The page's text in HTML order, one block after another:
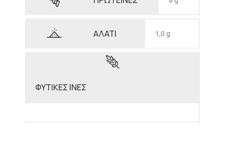
ΑΛΑΤΙ 1,0 g
ΦΥΤΙΚΕΣ ΙΝΕΣ